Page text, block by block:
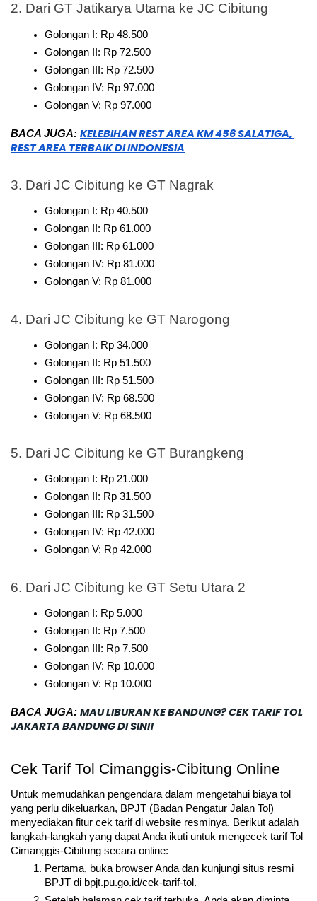
2. Dari GT Jatikarya Utama ke JC Cibitung
Golongan I: Rp 48.500
Golongan II: Rp 72.500
Golongan III: Rp 72.500
Golongan IV: Rp 97.000
Golongan V: Rp 97.000
BACA JUGA: KELEBIHAN REST AREA KM 456 SALATIGA,
REST AREA TERBAIK DI INDONESIA
3. Dari JC Cibitung ke GT Nagrak
Golongan I: Rp 40.500
Golongan II: Rp 61.000
Golongan III: Rp 61.000
Golongan IV: Rp 81.000
Golongan V: Rp 81.000
4. Dari JC Cibitung ke GT Narogong
Golongan I: Rp 34.000
Golongan II: Rp 51.500
Golongan III: Rp 51.500
Golongan IV: Rp 68.500
Golongan V: Rp 68.500
5. Dari JC Cibitung ke GT Burangkeng
Golongan I: Rp 21.000
Golongan II: Rp 31.500
Golongan III: Rp 31.500
Golongan IV: Rp 42.000
Golongan V: Rp 42.000
6. Dari JC Cibitung ke GT Setu Utara 2
Golongan I: Rp 5.000
Golongan II: Rp 7.500
Golongan III: Rp 7.500
Golongan IV: Rp 10.000
Golongan V: Rp 10.000
BACA JUGA: MAU LIBURAN KE BANDUNG? CEK TARIF TOL
JAKARTA BANDUNG DI SINI!
Cek Tarif Tol Cimanggis-Cibitung Online
Untuk memudahkan pengendara dalam mengetahui biaya tol
yang perlu dikeluarkan, BPJT (Badan Pengatur Jalan Tol)
menyediakan fitur cek tarif di website resminya. Berikut adalah
langkah-langkah yang dapat Anda ikuti untuk mengecek tarif Tol
Cimanggis-Cibitung secara online:
Pertama, buka browser Anda dan kunjungi situs resmi
BPJT di bpjt.pu.go.id/cek-tarif-tol.